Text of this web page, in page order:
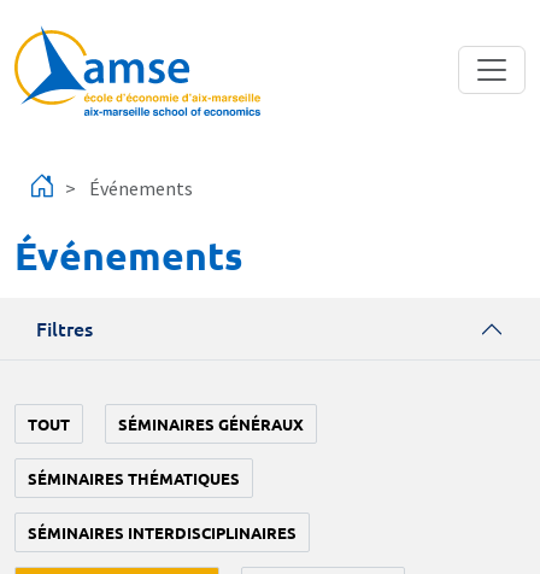
Événements
Événements
Filtres
TOUT SÉMINAIRES GÉNÉRAUX
SÉMINAIRES THÉMATIQUES
SÉMINAIRES INTERDISCIPLINAIRES